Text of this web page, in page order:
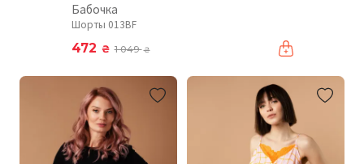
Бабочка
Шорты 013BF
472 ₴ 1 049₴